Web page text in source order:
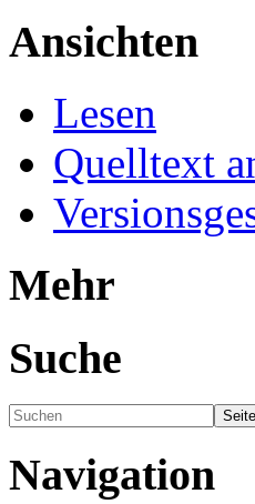
Ansichten
Lesen
Quelltext
Mehr
Suche
Navigation